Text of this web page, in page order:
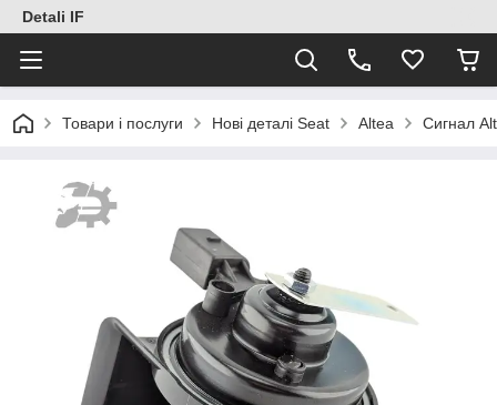
Detali IF
Товари і послуги Нові деталі Seat Altea Сигнал